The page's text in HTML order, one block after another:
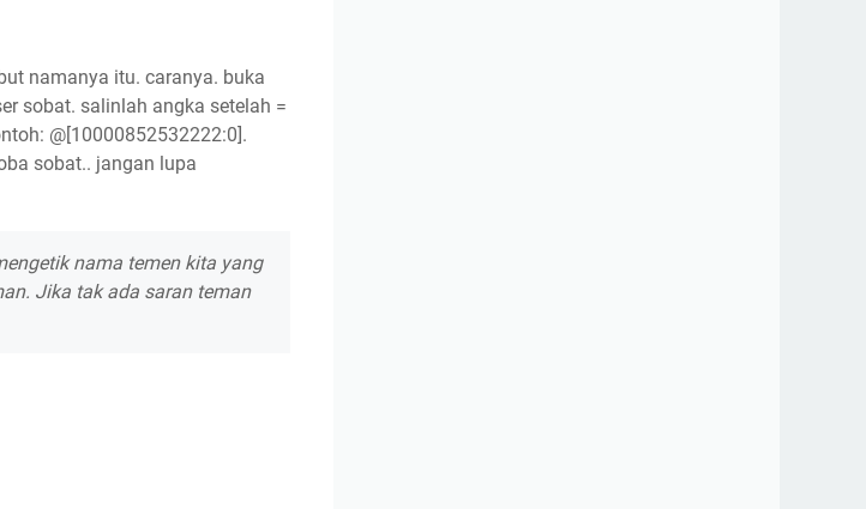
namanya itu. caranya. buka
sobat. salinlah angka setelah =
@[10000852532222:0].
sobat.. jangan lupa
nama temen kita yang
Jika tak ada saran teman